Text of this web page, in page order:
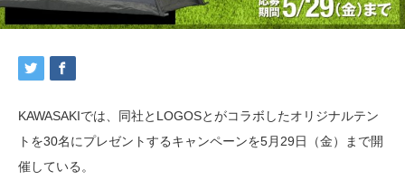
KAWASAKIでは、同社とLOGOSとがコラボしたオリジナルテン
トを30名にプレゼントするキャンペーンを5月29日（金）まで開
催している。